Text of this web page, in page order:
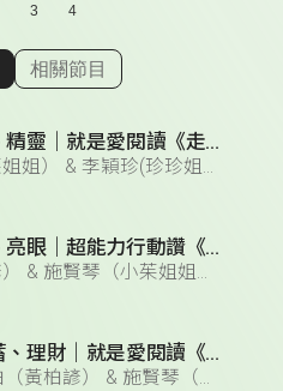
3 4
顯示相關單集
相關節目
外貌、醜陋、精靈｜就是愛閱讀《走馬看花的故事》
施賢琴（小茱姐姐） & 李穎珍(珍珍姐姐) & 雅柏（黃柏諺） & 陳佾玄
衣服、配飾、亮眼｜超能力行動讚《造型彩妝師》
雅柏（黃柏諺） & 施賢琴（小茱姐姐） & 陳佾玄 & 李穎珍(珍珍姐姐)
壓歲錢、儲蓄、理財｜就是愛閱讀《土地公公曬白銀》
陳佾玄 & 雅柏（黃柏諺） & 施賢琴（小茱姐姐） & 李穎珍(珍珍姐姐)